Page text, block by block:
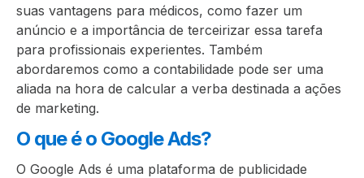
suas vantagens para médicos, como fazer um
anúncio e a importância de terceirizar essa tarefa
para profissionais experientes. Também
abordaremos como a contabilidade pode ser uma
aliada na hora de calcular a verba destinada a ações
de marketing.
O que é o Google Ads?
O Google Ads é uma plataforma de publicidade